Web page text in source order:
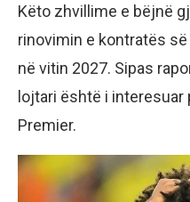
Këto zhvillime e bëjnë
rinovimin e kontratës
në vitin 2027. Sipas
lojtari është i interesuar
Premier.